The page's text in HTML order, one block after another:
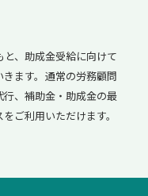
、助成金受給に向けて
ます。通常の労務顧問
、補助金・助成金の最
ご利用いただけます。